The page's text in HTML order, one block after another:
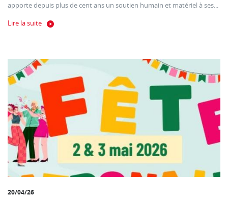
apporte depuis plus de cent ans un soutien humain et matériel à ses...
Lire la suite
20/04/26